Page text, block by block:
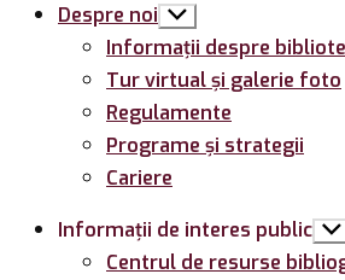
Despre noi Arată
submeniul
Informații despre
Tur virtual și galerie foto
Regulamente
Programe și strategii
Cariere
Informații de interes public
Centrul de resurse